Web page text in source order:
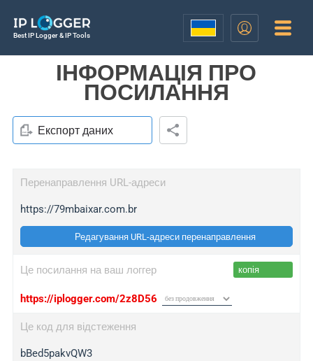
Best IP Logger & IP Tools
ІНФОРМАЦІЯ ПРО
ПОСИЛАННЯ
Експорт даних
Перенаправлення URL-адреси
https://79mbaixar.com.br
Редагування URL-адреси перенаправлення
Це посилання на ваш логгер копія
https://iplogger.com/2z8D56
Це код для відстеження
bBed5pakvQW3